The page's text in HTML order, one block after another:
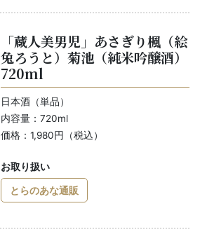
「蔵人美男児」あさぎり楓（絵
兔ろうと）菊池（純米吟醸酒）
720ml
日本酒（単品）
内容量：720ml
価格：1,980円（税込）
お取り扱い
とらのあな通販